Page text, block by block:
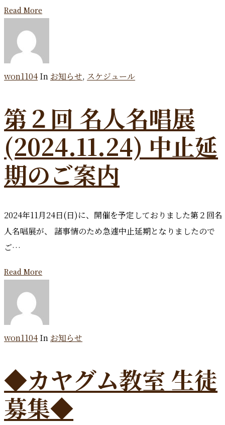
Read More
won1104 In お知らせ, スケジュール
第２回 名人名唱展
(2024.11.24) 中止延
期のご案内
2024年11月24日(日)に、開催を予定しておりました第２回名
人名唱展が、 諸事情のため急遽中止延期となりましたので
ご…
Read More
won1104 In お知らせ
◆カヤグム教室 生徒
募集◆